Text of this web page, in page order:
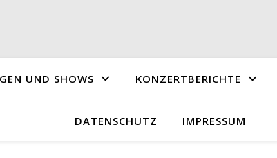
UND SHOWS KONZERTBERICHTE
DATENSCHUTZ IMPRESSUM